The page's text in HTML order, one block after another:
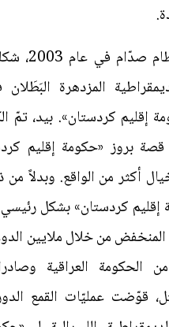
منذ الإطاحة
المزدهرة
إقليم كردستان». بيد،
بروز «حكومة إقليم
أكثر من الواقع. وبدلاً
كردستان» بشكل
المنخفض من خلال ملايين
الحكومة العراقية
قوّضت عمليّات القمع